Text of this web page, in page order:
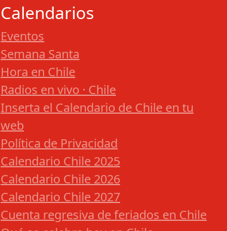
Calendarios
Eventos
Semana Santa
Hora en Chile
Radios en vivo · Chile
Inserta el Calendario de Chile en tu
web
Política de Privacidad
Calendario Chile 2025
Calendario Chile 2026
Calendario Chile 2027
Cuenta regresiva de feriados en Chile